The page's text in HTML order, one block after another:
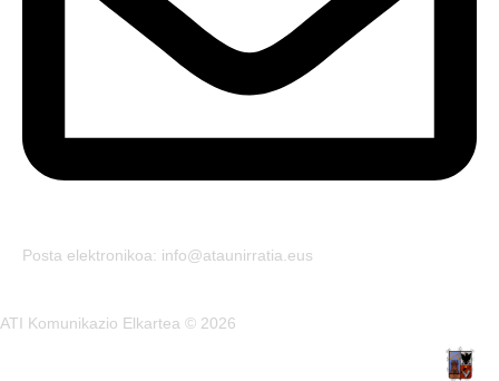
Posta elektronikoa: info@ataunirratia.eus
ATI Komunikazio Elkartea © 2026